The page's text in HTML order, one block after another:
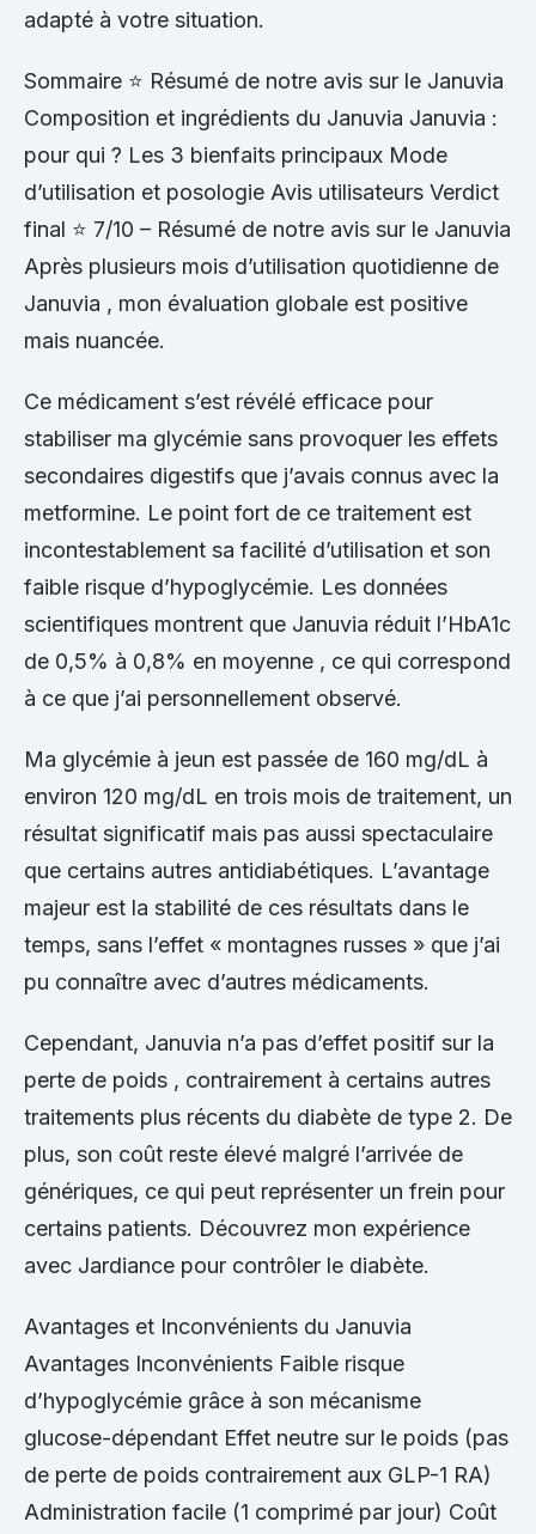
adapté à votre situation.
Sommaire ⭐ Résumé de notre avis sur le Januvia
Composition et ingrédients du Januvia Januvia :
pour qui ? Les 3 bienfaits principaux Mode
d’utilisation et posologie Avis utilisateurs Verdict
final ⭐ 7/10 – Résumé de notre avis sur le Januvia
Après plusieurs mois d’utilisation quotidienne de
Januvia , mon évaluation globale est positive
mais nuancée.
Ce médicament s’est révélé efficace pour
stabiliser ma glycémie sans provoquer les effets
secondaires digestifs que j’avais connus avec la
metformine. Le point fort de ce traitement est
incontestablement sa facilité d’utilisation et son
faible risque d’hypoglycémie. Les données
scientifiques montrent que Januvia réduit l’HbA1c
de 0,5% à 0,8% en moyenne , ce qui correspond
à ce que j’ai personnellement observé.
Ma glycémie à jeun est passée de 160 mg/dL à
environ 120 mg/dL en trois mois de traitement, un
résultat significatif mais pas aussi spectaculaire
que certains autres antidiabétiques. L’avantage
majeur est la stabilité de ces résultats dans le
temps, sans l’effet « montagnes russes » que j’ai
pu connaître avec d’autres médicaments.
Cependant, Januvia n’a pas d’effet positif sur la
perte de poids , contrairement à certains autres
traitements plus récents du diabète de type 2. De
plus, son coût reste élevé malgré l’arrivée de
génériques, ce qui peut représenter un frein pour
certains patients. Découvrez mon expérience
avec Jardiance pour contrôler le diabète.
Avantages et Inconvénients du Januvia
Avantages Inconvénients Faible risque
d’hypoglycémie grâce à son mécanisme
glucose-dépendant Effet neutre sur le poids (pas
de perte de poids contrairement aux GLP-1 RA)
Administration facile (1 comprimé par jour) Coût